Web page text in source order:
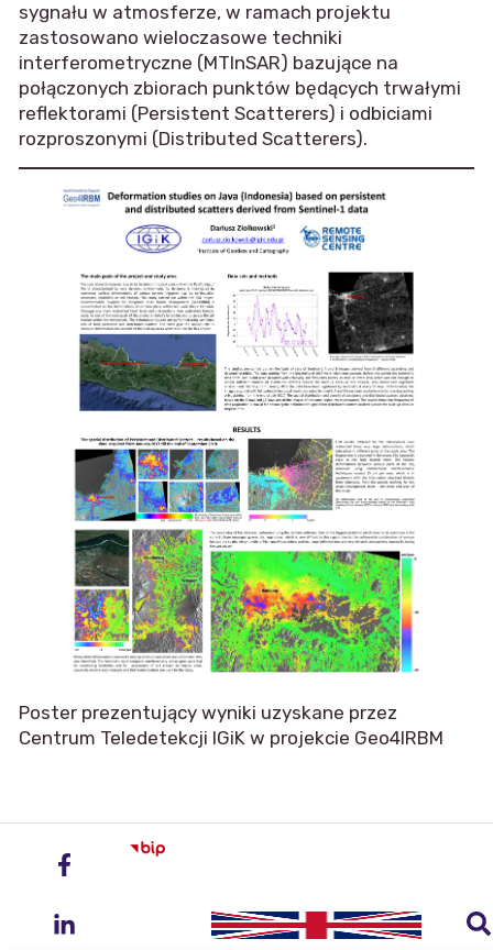
sygnału w atmosferze, w ramach projektu
zastosowano wieloczasowe techniki
interferometryczne (MTInSAR) bazujące na
połączonych zbiorach punktów będących trwałymi
reflektorami (Persistent Scatterers) i odbiciami
rozproszonymi (Distributed Scatterers).
Poster prezentujący wyniki uzyskane przez
Centrum Teledetekcji IGiK w projekcie Geo4IRBM